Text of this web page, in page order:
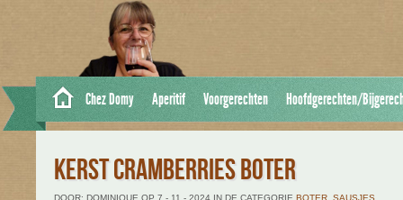
Chez Domy Aperitif Voorgerechten Hoofdgerechten/
KERST CRAMBERRIES BOTER
DOOR: DOMINIQUE OP 7 - 11 - 2024 IN DE CATEGORIE BOTER SAUSJES